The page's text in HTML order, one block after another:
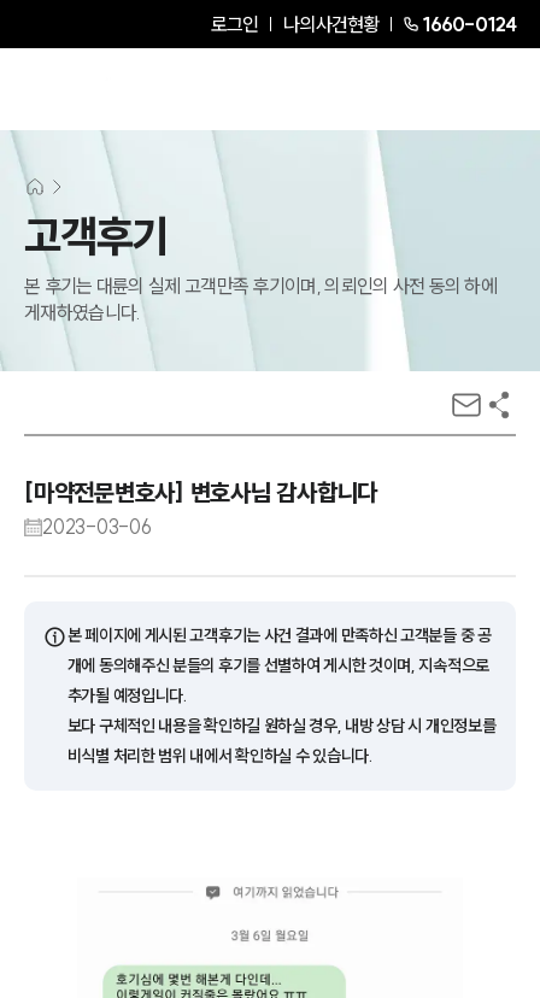
로그인 나의사건현황 1660-0124
고객후기
본 후기는 대륜의 실제 고객만족 후기이며, 의뢰인의 사전 동의 하에
게재하였습니다.
[마약전문변호사] 변호사님 감사합니다
2023-03-06
ⓘ본 페이지에 게시된 고객후기는 사건 결과에 만족하신 고객분들 중 공
개에 동의해주신 분들의 후기를 선별하여 게시한 것이며, 지속적으로
추가될 예정입니다.
보다 구체적인 내용을 확인하길 원하실 경우, 내방 상담 시 개인정보를
비식별 처리한 범위 내에서 확인하실 수 있습니다.